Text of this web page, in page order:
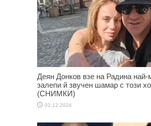
Деян Донков взе на Радина най-
залепи й звучен шамар с този
(СНИМКИ)
02.12.2024